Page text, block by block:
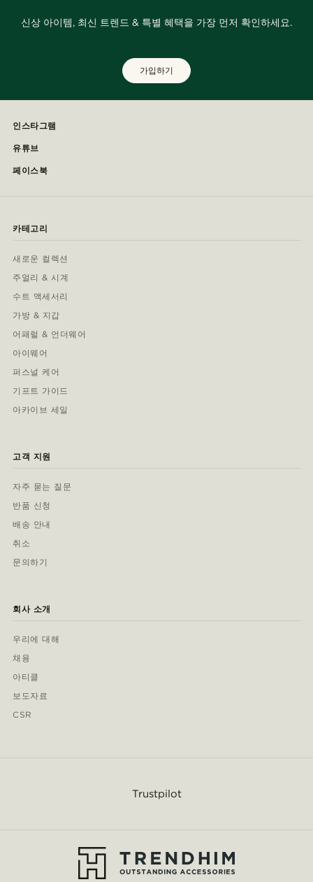
신상 아이템, 최신 트렌드 & 특별 혜택을 가장 먼저 확인하세요.
가입하기
인스타그램
유튜브
페이스북
카테고리
새로운 컬렉션
주얼리 & 시계
수트 액세서리
가방 & 지갑
어패럴 & 언더웨어
아이웨어
퍼스널 케어
기프트 가이드
아카이브 세일
고객 지원
자주 묻는 질문
반품 신청
배송 안내
취소
문의하기
회사 소개
우리에 대해
채용
아티클
보도자료
CSR
Trustpilot